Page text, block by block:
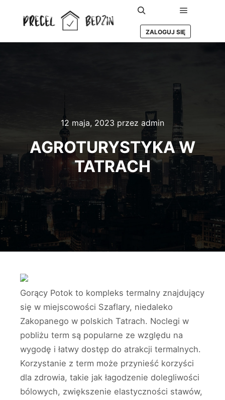
Szukaj Główne
ZALOGUJ SIĘ
12 maja, 2023 przez admin
AGROTURYSTYKA W
TATRACH
Gorący Potok to kompleks termalny znajdujący
się w miejscowości Szaflary, niedaleko
Zakopanego w polskich Tatrach. Noclegi w
pobliżu term są popularne ze względu na
wygodę i łatwy dostęp do atrakcji termalnych.
Korzystanie z term może przynieść korzyści
dla zdrowia, takie jak łagodzenie dolegliwości
bólowych, zwiększenie elastyczności stawów,